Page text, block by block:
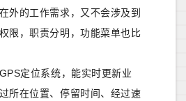
外的工作需求，又不会涉及到
限，职责分明，功能菜单也比
定位系统，能实时更新业
所在位置、停留时间、经过速